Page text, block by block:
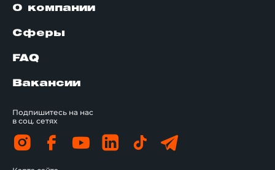
О компании
Сферы
FAQ
Вакансии
Подпишитесь на нас
в соц. сетях